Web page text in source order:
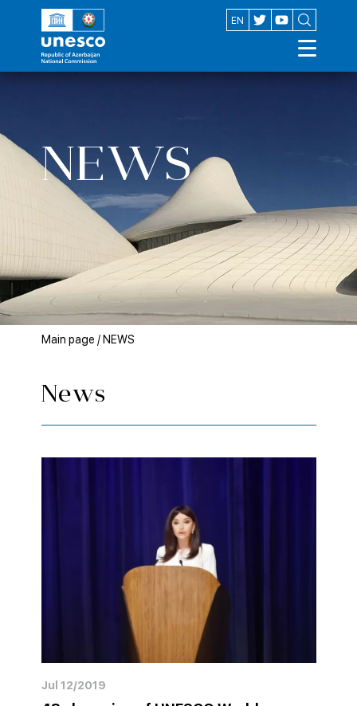
EN
AZ
NEWS
Main page / NEWS
News
Jul 12/2019